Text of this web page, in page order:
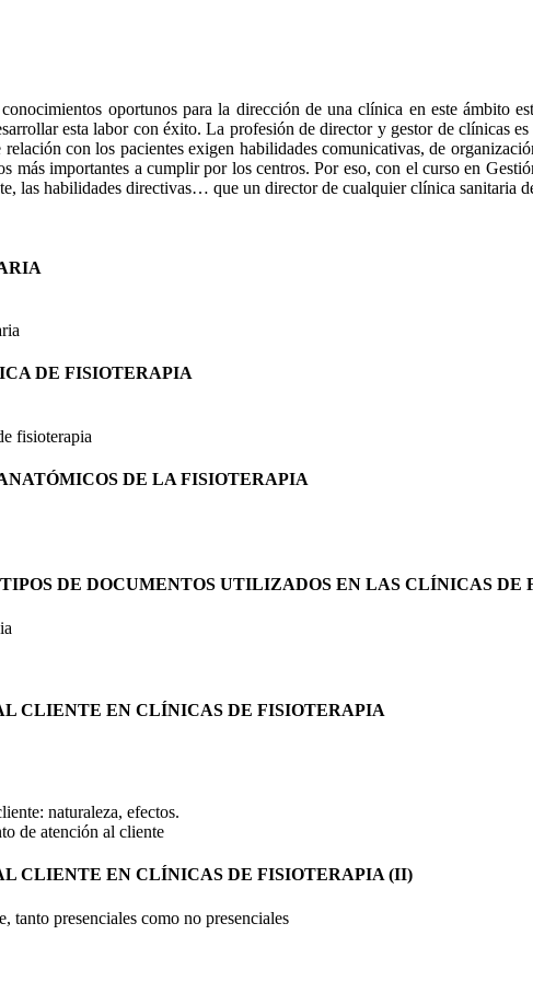
oportunos para la dirección de una clínica en este ámbito
esta labor con éxito. La profesión de director y gestor de clínicas
con los pacientes exigen habilidades comunicativas, de
más importantes a cumplir por los centros. Por eso, con el curso en
las habilidades directivas… que un director de cualquier clínica sanitaria
DE FISIOTERAPIA
fisioterapia
DE LA FISIOTERAPIA
DE DOCUMENTOS UTILIZADOS EN LAS CLÍNICAS DE
CLIENTE EN CLÍNICAS DE FISIOTERAPIA
naturaleza, efectos.
de atención al cliente
CLIENTE EN CLÍNICAS DE FISIOTERAPIA (II)
tanto presenciales como no presenciales